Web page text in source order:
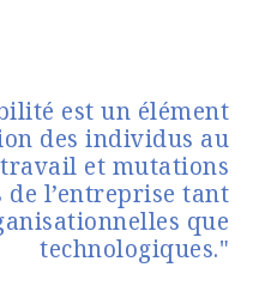
est un élément
des individus au
et mutations
de l’entreprise tant
que
technologiques."